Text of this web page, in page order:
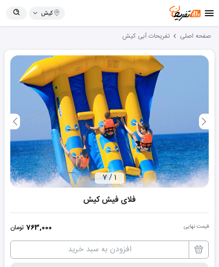
کیش
صفحه اصلی تفریحات آبی کیش
1
/
7
فلای فیش کیش
قیمت نهایی 763,000 تومان
افزودن به سبد خرید